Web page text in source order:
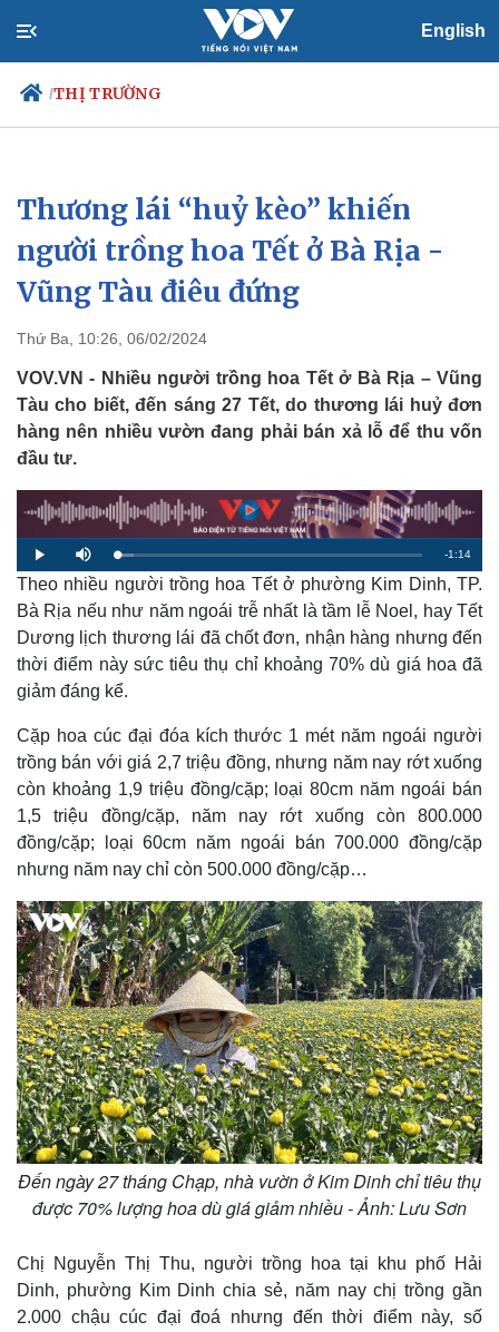
English
/THỊ TRƯỜNG
Chính trị
Tổ chức nhân sự
Quốc hội
Nhận diện sự thật
Xã hội
Tin 24h
Dự báo thời tiết
Giáo dục
Dấu ấn VOV
Thương lái “huỷ kèo” khiến
người trồng hoa Tết ở Bà Rịa -
Vũng Tàu điêu đứng
Thứ Ba, 10:26, 06/02/2024
VOV.VN - Nhiều người trồng hoa Tết ở Bà Rịa – Vũng
Tàu cho biết, đến sáng 27 Tết, do thương lái huỷ đơn
hàng nên nhiều vườn đang phải bán xả lỗ để thu vốn
đầu tư.
P
l
a
y
M
u
t
e
L
o
a
d
5
.
4
9
R
e
m
g
T
m
e
-1:14
Theo nhiều người trồng hoa Tết ở phường Kim Dinh, TP.
Bà Rịa nếu như năm ngoái trễ nhất là tầm lễ Noel, hay Tết
Dương lịch thương lái đã chốt đơn, nhận hàng nhưng đến
thời điểm này sức tiêu thụ chỉ khoảng 70% dù giá hoa đã
giảm đáng kể.
Cặp hoa cúc đại đóa kích thước 1 mét năm ngoái người
trồng bán với giá 2,7 triệu đồng, nhưng năm nay rớt xuống
còn khoảng 1,9 triệu đồng/cặp; loại 80cm năm ngoái bán
1,5 triệu đồng/cặp, năm nay rớt xuống còn 800.000
đồng/cặp; loại 60cm năm ngoái bán 700.000 đồng/cặp
nhưng năm nay chỉ còn 500.000 đồng/cặp…
Đến ngày 27 tháng Chạp, nhà vườn ở Kim Dinh chỉ tiêu thụ
được 70% lượng hoa dù giá giảm nhiều - Ảnh: Lưu Sơn
Chị Nguyễn Thị Thu, người trồng hoa tại khu phố Hải
Dinh, phường Kim Dinh chia sẻ, năm nay chị trồng gần
2.000 chậu cúc đại đoá nhưng đến thời điểm này, số